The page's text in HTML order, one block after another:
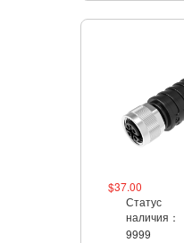
$37.00
Статус
наличия：
9999